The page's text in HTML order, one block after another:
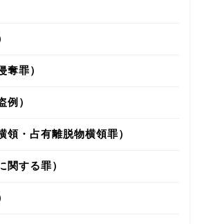
奪罪）
例）
領・占有離脱物横領罪）
関する罪）